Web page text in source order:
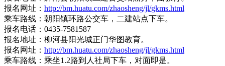
报名网址： http://bm.huatu.com/zhaosheng/jl/gkms.html
乘车路线：朝阳镇环路公交车，二建站点下车。
报名电话：0435-7581587
报名地址：柳河县阳光城正门华图教育。
报名网址： http://bm.huatu.com/zhaosheng/jl/gkms.html
乘车路线：乘坐1.2路到人社局下车，对面即是。